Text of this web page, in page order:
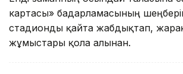
картасы» бағдарламасының
стадионды қайта жабдықтап,
жұмыстары қолға алынған.